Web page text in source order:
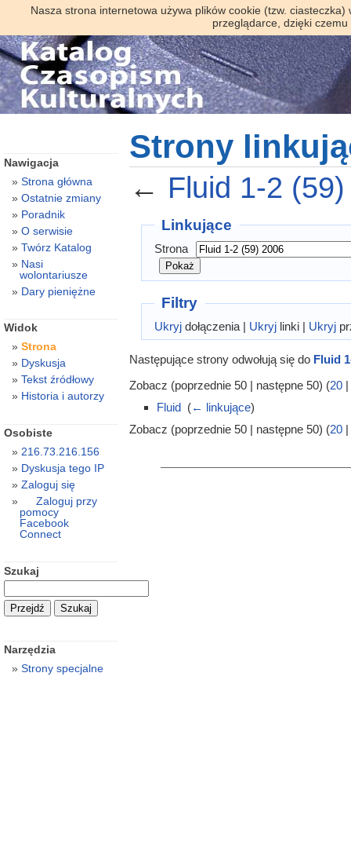
Nasza strona internetowa używa plików cookie (tzw.
przeglądarce, dzięki
Strony
← Fluid 1-2
Linkujące
Strona
Filtry
Ukryjdołączenia | Ukryjlinki | Ukryj
Następujące strony odwołują się do Fluid
Zobacz (poprzednie 50 | następne 50) (20|
Fluid‎ (← linkujące)
Zobacz (poprzednie 50 | następne 50) (20|
Nawigacja
Strona główna
Ostatnie zmiany
Poradnik
O serwisie
Twórz Katalog
Nasi
wolontariusze
Dary pieniężne
Widok
Strona
Dyskusja
Tekst źródłowy
Historia i autorzy
Osobiste
216.73.216.156
Dyskusja tego IP
Zaloguj się
Zaloguj przy
pomocy
Facebook
Connect
Szukaj
Narzędzia
Strony specjalne